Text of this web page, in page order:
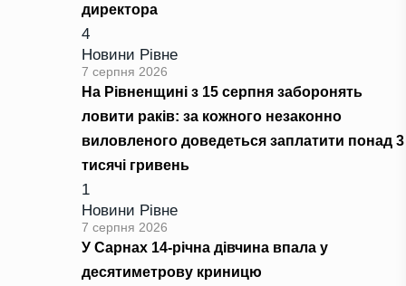
директора
4
Новини Рівне
7 серпня 2026
На Рівненщині з 15 серпня заборонять
ловити раків: за кожного незаконно
виловленого доведеться заплатити понад 3
тисячі гривень
1
Новини Рівне
7 серпня 2026
У Сарнах 14-річна дівчина впала у
десятиметрову криницю